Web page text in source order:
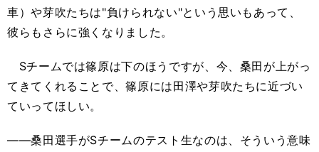
車）や芽吹たちは"負けられない"という思いもあって、
彼らもさらに強くなりました。
Sチームでは篠原は下のほうですが、今、桑田が上がっ
てきてくれることで、篠原には田澤や芽吹たちに近づい
ていってほしい。
――桑田選手がSチームのテスト生なのは、そういう意味